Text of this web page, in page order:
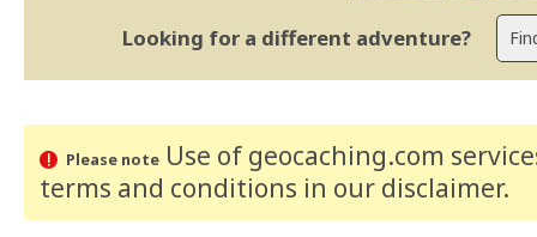
Looking for a different adventure?
Please noteUse of geocaching.com
terms and conditions in our disclaimer.